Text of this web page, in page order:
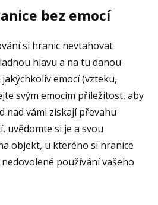
bez emocí
si hranic nevtahovat
hlavu a na tu danou
emocí (vzteku,
svým emocím příležitost, aby
nad vámi získají převahu
uvědomte si je a svou
objekt, u kterého si hranice
používání vašeho